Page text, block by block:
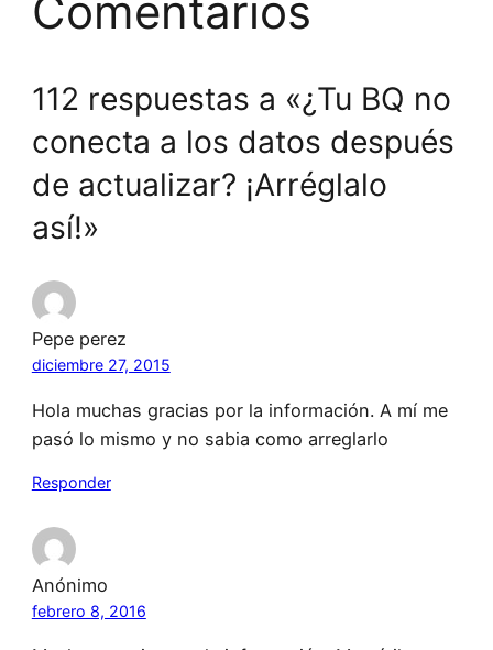
112 respuestas a «¿Tu BQ no
conecta a los datos después
de actualizar? ¡Arréglalo
así!»
Pepe perez
diciembre 27, 2015
Hola muchas gracias por la información. A mí me
pasó lo mismo y no sabia como arreglarlo
Responder
Anónimo
febrero 8, 2016